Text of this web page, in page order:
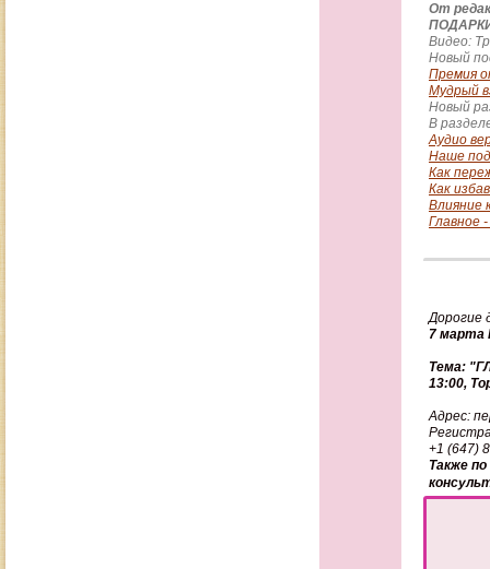
От
Видео:
Новый
Премия
Мудрый
Новый
В
Аудио
Наше
Как
Как
Влияние
Главное
Дорогие
7 марта
Тема:
13:00,
Адрес:
+1 (647)
Также по